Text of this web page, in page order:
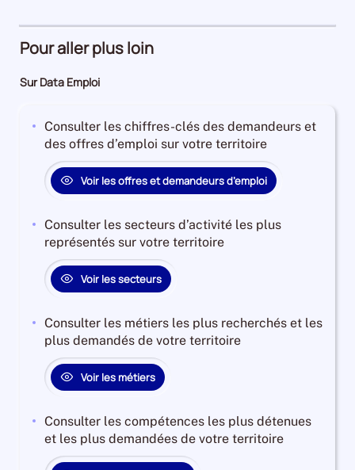
Pour aller plus loin
Sur Data Emploi
Consulter les chiffres-clés des demandeurs et
des offres d’emploi sur votre territoire
Voir les offres et demandeurs d’emploi
Consulter les secteurs d’activité les plus
représentés sur votre territoire
Voir les secteurs
Consulter les métiers les plus recherchés et les
plus demandés de votre territoire
Voir les métiers
Consulter les compétences les plus détenues
et les plus demandées de votre territoire